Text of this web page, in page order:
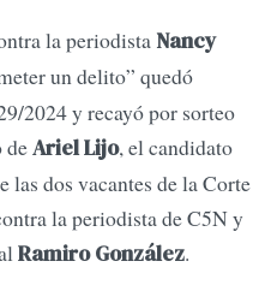
la periodistaNancy
un delito” quedó
2024 y recayó por sorteo
deAriel Lijo, el candidato
las dos vacantes de la Corte
la periodista de C5N y
Ramiro González.